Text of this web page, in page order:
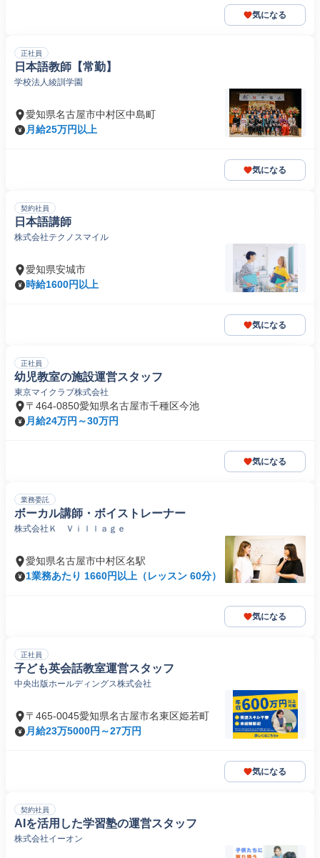
気になる
正社員
日本語教師【常勤】
学校法人綾訓学園
愛知県名古屋市中村区中島町
月給25万円以上
気になる
契約社員
日本語講師
株式会社テクノスマイル
愛知県安城市
時給1600円以上
気になる
正社員
幼児教室の施設運営スタッフ
東京マイクラブ株式会社
〒464-0850愛知県名古屋市千種区今池
月給24万円～30万円
気になる
業務委託
ボーカル講師・ボイストレーナー
株式会社Ｋ Ｖｉｌｌａｇｅ
愛知県名古屋市中村区名駅
1業務あたり 1660円以上（レッスン 60分）
気になる
正社員
子ども英会話教室運営スタッフ
中央出版ホールディングス株式会社
〒465-0045愛知県名古屋市名東区姫若町
月給23万5000円～27万円
気になる
契約社員
AIを活用した学習塾の運営スタッフ
株式会社イーオン